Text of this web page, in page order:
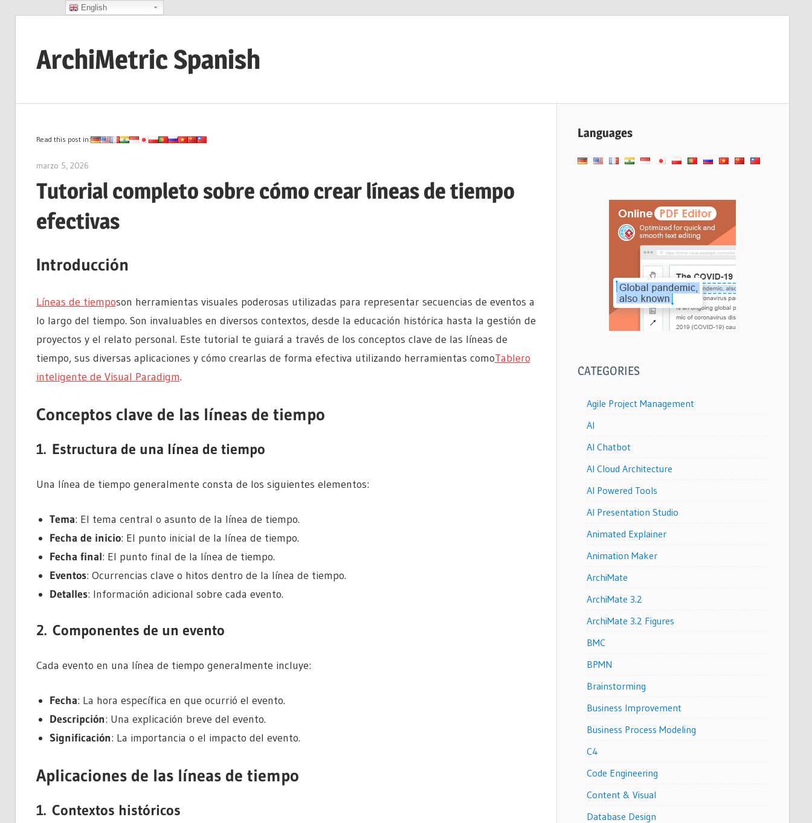
contenido
ArchiMetric Spanish
Dev
Scrum,
More
Read this post in:
marzo 5, 2026
Tutorial completo sobre cómo crear líneas de tiempo
efectivas
Introducción
Líneas de tiemposon herramientas visuales poderosas utilizadas para representar secuencias de eventos a
lo largo del tiempo. Son invaluables en diversos contextos, desde la educación histórica hasta la gestión de
proyectos y el relato personal. Este tutorial te guiará a través de los conceptos clave de las líneas de
tiempo, sus diversas aplicaciones y cómo crearlas de forma efectiva utilizando herramientas comoTablero
inteligente de Visual Paradigm.
Conceptos clave de las líneas de tiempo
1. Estructura de una línea de tiempo
Una línea de tiempo generalmente consta de los siguientes elementos:
Tema: El tema central o asunto de la línea de tiempo.
Fecha de inicio: El punto inicial de la línea de tiempo.
Fecha final: El punto final de la línea de tiempo.
Eventos: Ocurrencias clave o hitos dentro de la línea de tiempo.
Detalles: Información adicional sobre cada evento.
2. Componentes de un evento
Cada evento en una línea de tiempo generalmente incluye:
Fecha: La hora específica en que ocurrió el evento.
Descripción: Una explicación breve del evento.
Significación: La importancia o el impacto del evento.
Aplicaciones de las líneas de tiempo
1. Contextos históricos
Languages
CATEGORIES
Agile Project Management
AI
AI Chatbot
AI Cloud Architecture
AI Powered Tools
AI Presentation Studio
Animated Explainer
Animation Maker
ArchiMate
ArchiMate 3.2
ArchiMate 3.2 Figures
BMC
BPMN
Brainstorming
Business Improvement
Business Process Modeling
C4
Code Engineering
Content & Visual
Database Design
English